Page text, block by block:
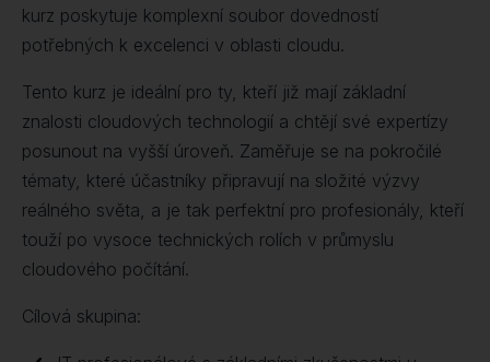
kurz poskytuje komplexní soubor dovedností
potřebných k excelenci v oblasti cloudu.
Tento kurz je ideální pro ty, kteří již mají základní
znalosti cloudových technologií a chtějí své expertízy
posunout na vyšší úroveň. Zaměřuje se na pokročilé
tématy, které účastníky připravují na složité výzvy
reálného světa, a je tak perfektní pro profesionály, kteří
touží po vysoce technických rolích v průmyslu
cloudového počítání.
Cílová skupina: